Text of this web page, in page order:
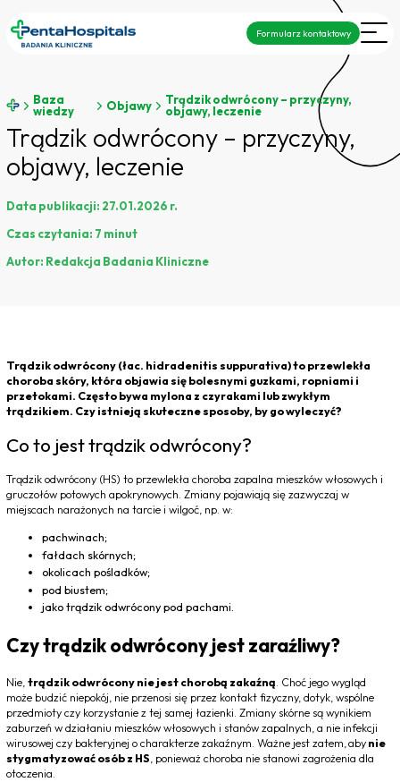
Formularz kontaktowy
Baza
wiedzy
Objawy
Trądzik odwrócony – przyczyny,
objawy, leczenie
Trądzik odwrócony – przyczyny,
objawy, leczenie
Data publikacji: 27.01.2026 r.
Czas czytania: 7 minut
Autor: Redakcja Badania Kliniczne
Trądzik odwrócony (łac. hidradenitis suppurativa) to przewlekła
choroba skóry, która objawia się bolesnymi guzkami, ropniami i
przetokami. Często bywa mylona z czyrakami lub zwykłym
trądzikiem. Czy istnieją skuteczne sposoby, by go wyleczyć?
Co to jest trądzik odwrócony?
Trądzik odwrócony (HS) to przewlekła choroba zapalna mieszków włosowych i
gruczołów potowych apokrynowych. Zmiany pojawiają się zazwyczaj w
miejscach narażonych na tarcie i wilgoć, np. w:
pachwinach;
fałdach skórnych;
okolicach pośladków;
pod biustem;
jako trądzik odwrócony pod pachami.
Czy trądzik odwrócony jest zaraźliwy?
Nie,trądzik odwrócony nie jest chorobą zakaźną. Choć jego wygląd
może budzić niepokój, nie przenosi się przez kontakt fizyczny, dotyk, wspólne
przedmioty czy korzystanie z tej samej łazienki. Zmiany skórne są wynikiem
zaburzeń w działaniu mieszków włosowych i stanów zapalnych, a nie infekcji
wirusowej czy bakteryjnej o charakterze zakaźnym. Ważne jest zatem,abynie
stygmatyzować osób z HS, ponieważ choroba nie stanowi zagrożenia dla
otoczenia.